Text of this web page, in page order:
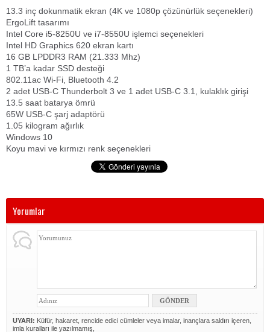
13.3 inç dokunmatik ekran (4K ve 1080p çözünürlük seçenekleri)
ErgoLift tasarımı
Intel Core i5-8250U ve i7-8550U işlemci seçenekleri
Intel HD Graphics 620 ekran kartı
16 GB LPDDR3 RAM (21.333 Mhz)
1 TB’a kadar SSD desteği
802.11ac Wi-Fi, Bluetooth 4.2
2 adet USB-C Thunderbolt 3 ve 1 adet USB-C 3.1, kulaklık girişi
13.5 saat batarya ömrü
65W USB-C şarj adaptörü
1.05 kilogram ağırlık
Windows 10
Koyu mavi ve kırmızı renk seçenekleri
Yorumlar
UYARI: Küfür, hakaret, rencide edici cümleler veya imalar, inançlara saldırı içeren,
imla kuralları ile yazılmamış,